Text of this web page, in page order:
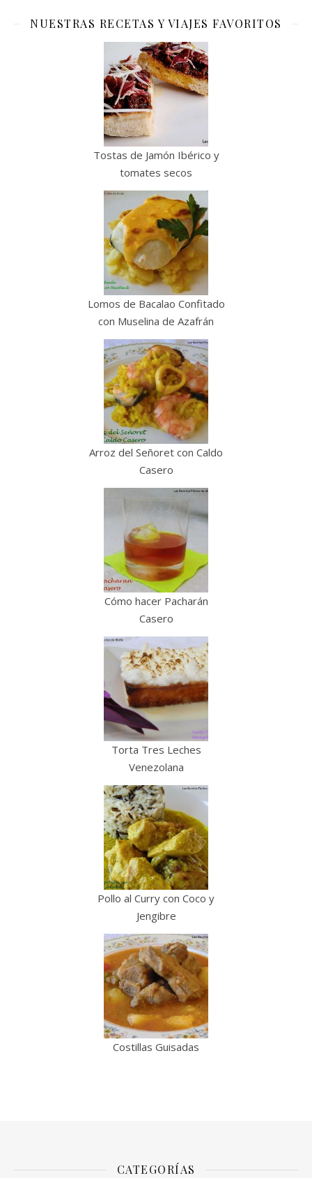
NUESTRAS RECETAS Y VIAJES FAVORITOS
Tostas de Jamón Ibérico y
tomates secos
Lomos de Bacalao Confitado
con Muselina de Azafrán
Arroz del Señoret con Caldo
Casero
Cómo hacer Pacharán
Casero
Torta Tres Leches
Venezolana
Pollo al Curry con Coco y
Jengibre
Costillas Guisadas
CATEGORÍAS